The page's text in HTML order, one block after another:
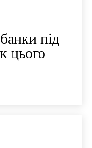
під
цього